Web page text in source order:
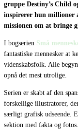
gruppe Destiny’s Child
inspirerer hun millioner
missionen om at bringe
I bogserien Små
fantastiske mennesker at
videnskabsfolk. Alle
opnå det mest utrolige.
Serien er skabt af den
forskellige illustratorer,
særligt grafisk udseende.
sektion med fakta og